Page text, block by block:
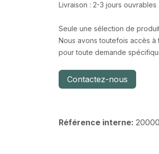
Livraison : 2-3 jours ouvrables
Seule une sélection de
Nous avons toutefois accès
pour toute demande
Contactez-nous
Référence interne: